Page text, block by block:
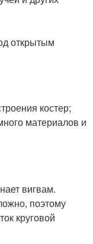
открытым
костер;
материалов и
вигвам.
поэтому
круговой